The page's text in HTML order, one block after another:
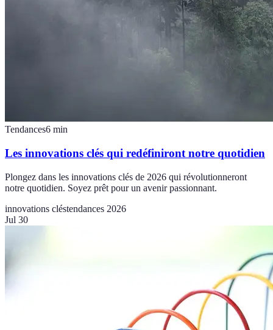
Tendances6 min
Les innovations clés qui redéfiniront notre quotidien
Plongez dans les innovations clés de 2026 qui révolutionneront
notre quotidien. Soyez prêt pour un avenir passionnant.
innovations cléstendances 2026
Jul 30